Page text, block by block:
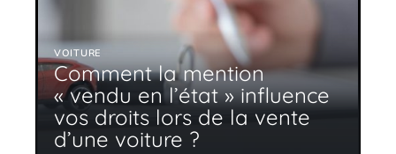
VOITURE
Comment la mention
« vendu en l’état » influence
vos droits lors de la vente
d’une voiture ?